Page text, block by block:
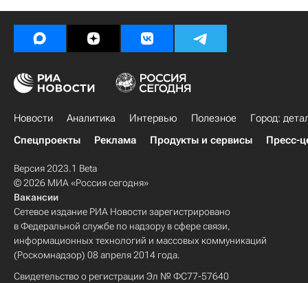
Новости Аналитика Интервью Полезное
Город:
Спецпроекты
Реклама Продукты и сервисы Пресс-
Версия 2023.1 Beta
© 2026 МИА «Россия сегодня»
Вакансии
Сетевое издание РИА Новости зарегистрировано
в Федеральной службе по надзору в сфере связи,
информационных технологий и массовых коммуникаций
(Роскомнадзор) 08 апреля 2014 года.
Свидетельство о регистрации Эл № ФС77-57640